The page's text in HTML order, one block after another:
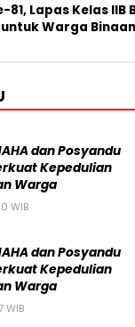
81, Lapas Kelas
Warga
dan Posyandu
Kepedulian
Warga
WIB
dan Posyandu
Kepedulian
Warga
WIB